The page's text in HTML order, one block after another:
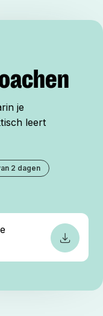
je
leert
2 dagen
Brochure